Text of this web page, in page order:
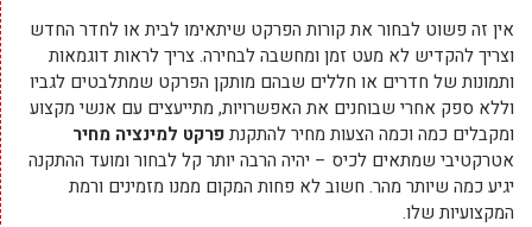
אין זה פשוט לבחור את קורות הפרקט שיתאימו לבית או לחדר החדש
וצריך להקדיש לא מעט זמן ומחשבה לבחירה. צריך לראות דוגמאות
ותמונות של חדרים או חללים שבהם מותקן הפרקט שמתלבטים לגביו
וללא ספק אחרי שבוחנים את האפשרויות, מתייעצים עם אנשי מקצוע
ומקבלים כמה וכמה הצעות מחיר להתקנתפרקט למינציה מחיר
אטרקטיבי שמתאים לכיס – יהיה הרבה יותר קל לבחור ומועד ההתקנה
יגיע כמה שיותר מהר. חשוב לא פחות המקום ממנו מזמינים ורמת
המקצועיות שלו.